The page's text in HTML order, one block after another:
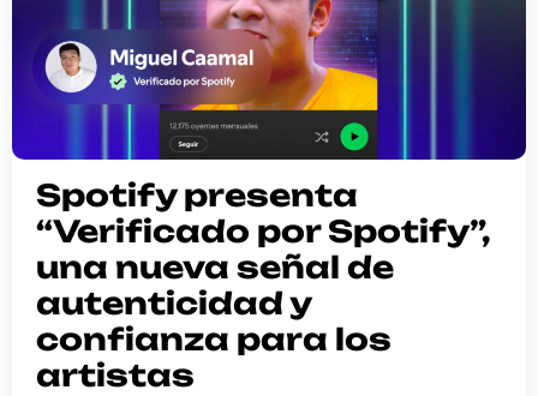
Spotify presenta
“Verificado por Spotify”,
una nueva señal de
autenticidad y
confianza para los
artistas